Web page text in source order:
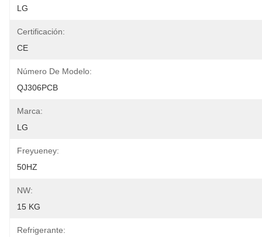
LG
Certificación:
CE
Número De Modelo:
QJ306PCB
Marca:
LG
Freyueney:
50HZ
NW:
15 KG
Refrigerante: